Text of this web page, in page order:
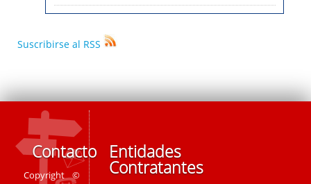
Suscribirse al RSS
Contacto
Copyright ©
Entidades
Contratantes